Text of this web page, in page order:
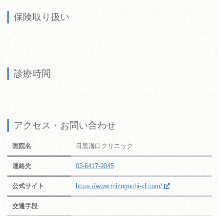
保険取り扱い
診療時間
アクセス・お問い合わせ
医院名 目黒溝口クリニック
連絡先 03-6417-9045
公式サイト https://www.mizoguchi-cl.com/
交通手段